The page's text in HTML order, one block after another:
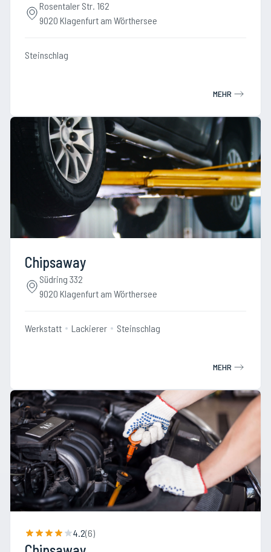
Rosentaler Str. 162
9020 Klagenfurt am Wörthersee
Steinschlag
MEHR
Chipsaway
Südring 332
9020 Klagenfurt am Wörthersee
Werkstatt Lackierer Steinschlag
MEHR
4.2(6)